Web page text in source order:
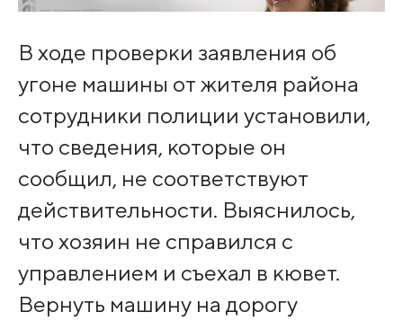
В ходе проверки заявления об
угоне машины от жителя района
сотрудники полиции установили,
что сведения, которые он
сообщил, не соответствуют
действительности. Выяснилось,
что хозяин не справился с
управлением и съехал в кювет.
Вернуть машину на дорогу